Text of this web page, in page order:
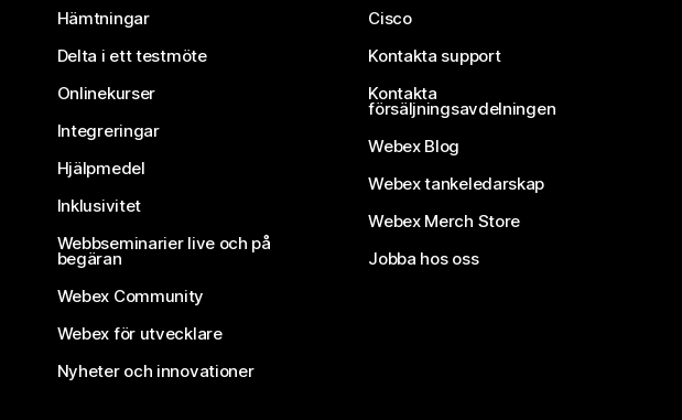
Hämtningar
Delta i ett testmöte
Onlinekurser
Integreringar
Hjälpmedel
Inklusivitet
Webbseminarier live och på
begäran
Webex Community
Webex för utvecklare
Nyheter och innovationer
Cisco
Kontakta support
Kontakta
försäljningsavdelningen
Webex Blog
Webex tankeledarskap
Webex Merch Store
Jobba hos oss